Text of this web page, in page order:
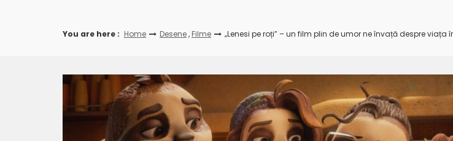
You are here : Home Desene, Filme „Lenesi pe roți” – un film plin de umor ne învață despre viața